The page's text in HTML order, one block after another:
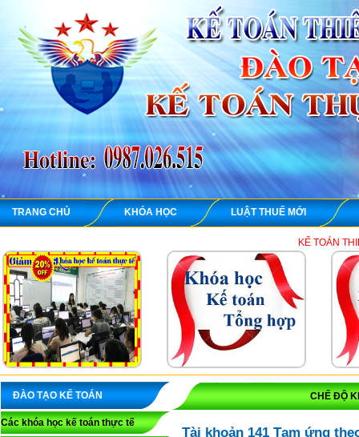
TRANG CHỦ KHÓA HỌC LUẬT THUẾ MỚI
KẾ TOÁN THIÊN ƯNG
ĐÀO TẠO KẾ TOÁN
Các khóa học kế toán thực tế
CHẾ ĐỘ
Tài khoản 141 Tạm ứng